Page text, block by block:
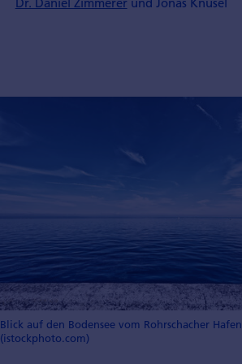
Blick auf den Bodensee vom Rohrschacher Hafen
(istockphoto.com)